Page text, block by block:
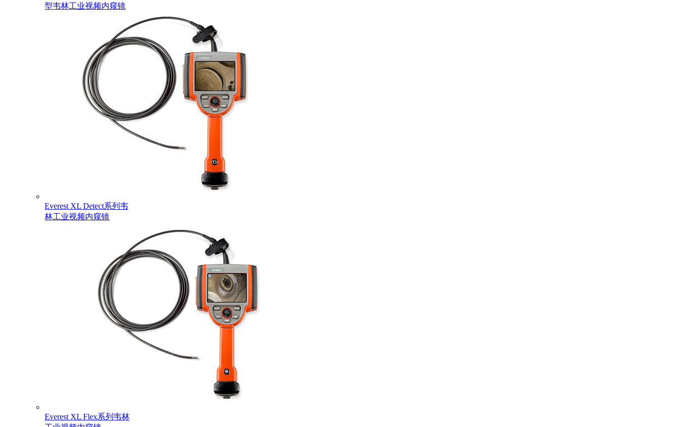
型韦林工业视频内窥镜
Everest XL Detect系列韦
林工业视频内窥镜
Everest XL Flex系列韦林